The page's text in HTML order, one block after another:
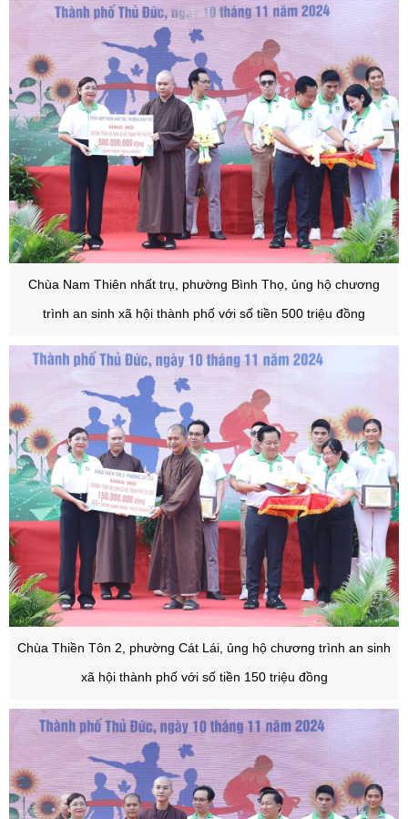
Chùa Nam Thiên nhất trụ, phường Bình Thọ, ủng hộ chương
trình an sinh xã hội thành phố với số tiền 500 triệu đồng
Chùa Thiền Tôn 2, phường Cát Lái, ủng hộ chương trình an sinh
xã hội thành phố với số tiền 150 triệu đồng